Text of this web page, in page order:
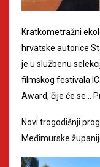
Kratkometražni
hrvatske autorice
je u službenu
filmskog festivala
Award, čije će se…
Novi trogodišnji
Međimurske